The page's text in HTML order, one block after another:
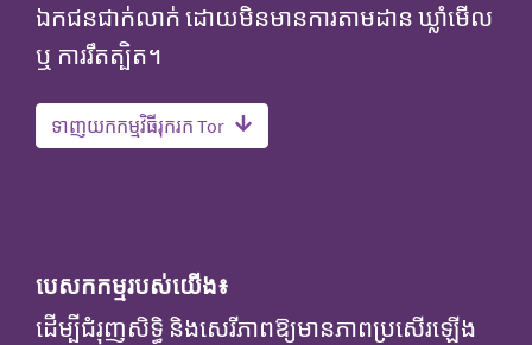
ឯកជនជាក់លាក់ ដោយមិនមានការតាមដាន ឃ្លាំមើល
ឬ ការរឹតត្បិត។​
ទាញយកកម្មវិធីរុករក Tor
បេសកកម្មរបស់យើង៖
ដើម្បីជំរុញសិទ្ធិ និងសេរីភាពឱ្យមានភាពប្រសើរឡើង